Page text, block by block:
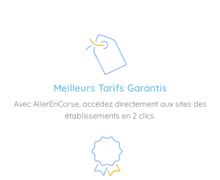
Meilleurs Tarifs Garantis
Avec AllerEnCorse, accédez directement aux sites des
établissements en 2 clics.